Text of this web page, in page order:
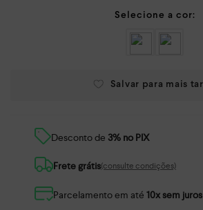
Desconto de 3% no PIX
Frete grátis(consulte condições)
Parcelamento em até 10x sem juros